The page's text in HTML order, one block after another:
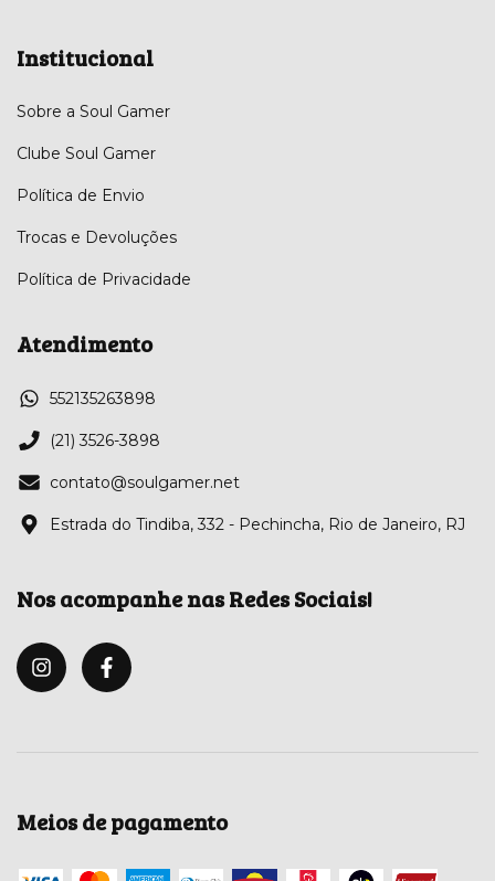
Institucional
Sobre a Soul Gamer
Clube Soul Gamer
Política de Envio
Trocas e Devoluções
Política de Privacidade
Atendimento
552135263898
(21) 3526-3898
contato@soulgamer.net
Estrada do Tindiba, 332 - Pechincha, Rio de Janeiro, RJ
Nos acompanhe nas Redes Sociais!
Meios de pagamento